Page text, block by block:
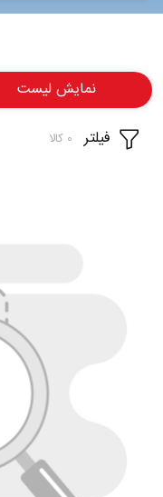
تماس
با ما
درباره
نمایش لیست
فیلتر
0 کالا